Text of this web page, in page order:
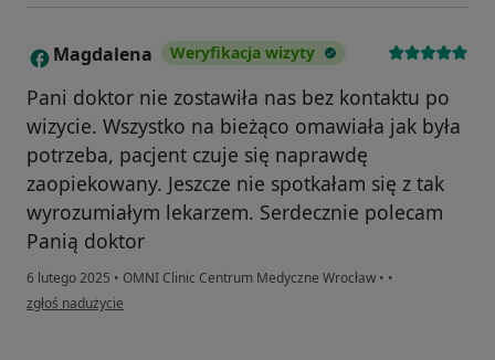
M Magdalena Weryfikacja wizyty
Pani doktor nie zostawiła nas bez kontaktu po
wizycie. Wszystko na bieżąco omawiała jak była
potrzeba, pacjent czuje się naprawdę
zaopiekowany. Jeszcze nie spotkałam się z tak
wyrozumiałym lekarzem. Serdecznie polecam
Panią doktor
6 lutego 2025 • OMNI Clinic Centrum Medyczne Wrocław • •
w opinii użytkownika Magdalena
zgłoś nadużycie